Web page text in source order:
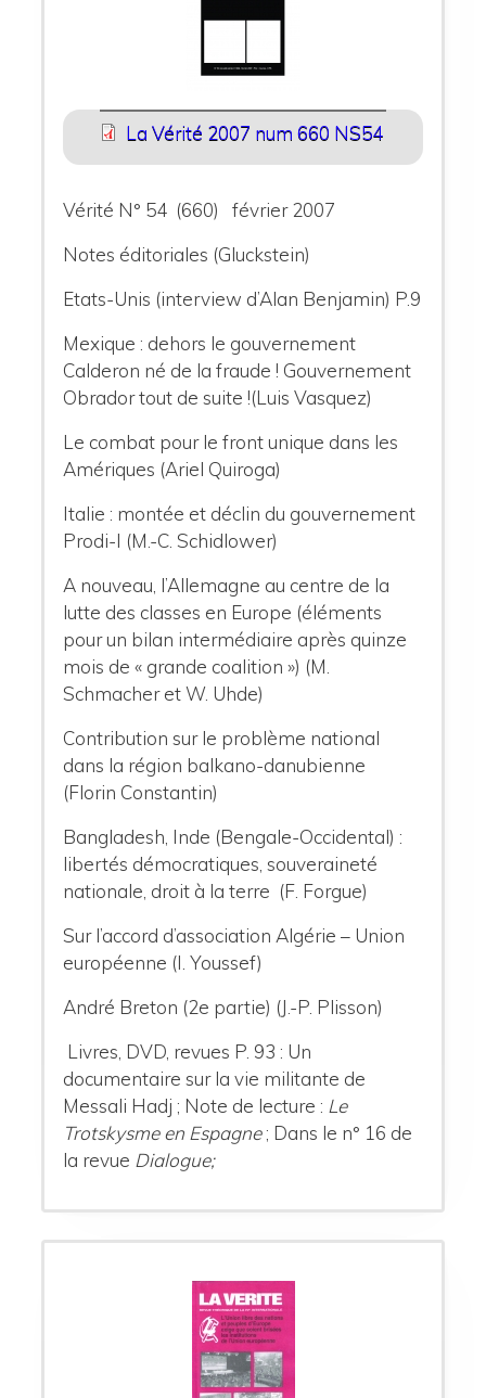
La Vérité 2007 num 660 NS54
Vérité N° 54 (660) février 2007
Notes éditoriales (Gluckstein)
Etats-Unis (interview d’Alan Benjamin) P.9
Mexique : dehors le gouvernement
Calderon né de la fraude ! Gouvernement
Obrador tout de suite !(Luis Vasquez)
Le combat pour le front unique dans les
Amériques (Ariel Quiroga)
Italie : montée et déclin du gouvernement
Prodi-I (M.-C. Schidlower)
A nouveau, l’Allemagne au centre de la
lutte des classes en Europe (éléments
pour un bilan intermédiaire après quinze
mois de « grande coalition ») (M.
Schmacher et W. Uhde)
Contribution sur le problème national
dans la région balkano-danubienne
(Florin Constantin)
Bangladesh, Inde (Bengale-Occidental) :
libertés démocratiques, souveraineté
nationale, droit à la terre (F. Forgue)
Sur l’accord d’association Algérie – Union
européenne (I. Youssef)
André Breton (2e partie) (J.-P. Plisson)
Livres, DVD, revues P. 93 : Un
documentaire sur la vie militante de
Messali Hadj ; Note de lecture : Le
Trotskysme en Espagne; Dans le n° 16 de
la revue Dialogue;